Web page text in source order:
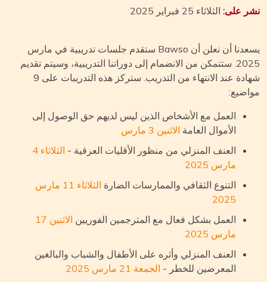
على: الثلاثاء 25 فبراير 2025
يسعدنا أن نعلن أن Bawso ستقدم جلسات تدريبية في مارس
2025. ستتمكن من الانضمام إلى دوراتنا التدريبية، وسيتم تقديم
شهادة عند الانتهاء من التدريب. ستركز هذه التدريبات على 9
العمل مع الأشخاص الذين ليس لديهم حق الوصول إلى
الأموال العامةالاثنين 3 مارس
العنف المنزلي من منظور الأقليات العرقية -
الثلاثاء 4
مارس 2025
التنوع الثقافي والممارسات الضارة
الثلاثاء 11 مارس
2025
العمل بشكل فعال مع المترجمين الفوريين
الاثنين 17
مارس 2025
العنف المنزلي وأثره على الأطفال والشباب والبالغين
المعرضين للخطر -الجمعة 21 مارس 2025